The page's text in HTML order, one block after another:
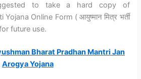
to take a hard copy of
Online Form ( आयुष्मान मित्र भर्ती
future use.
Bharat Pradhan Mantri Jan
Arogya Yojana